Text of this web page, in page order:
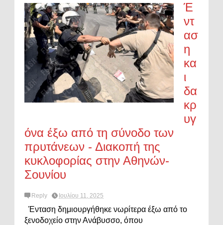
Έ
ντ
ασ
η
κα
ι
δα
κρ
υγ
όνα έξω από τη σύνοδο των
πρυτάνεων - Διακοπή της
κυκλοφορίας στην Αθηνών-
Σουνίου
Reply Ιουλίου 11, 2025
Ένταση δημιουργήθηκε νωρίτερα έξω από το
ξενοδοχείο στην Ανάβυσσο, όπου